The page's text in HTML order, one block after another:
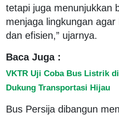
tetapi juga menunjukkan
menjaga lingkungan
dan efisien,” ujarnya.
Baca Juga :
VKTR Uji Coba Bus Listrik
Dukung Transportasi Hijau
Bus Persija dibangun